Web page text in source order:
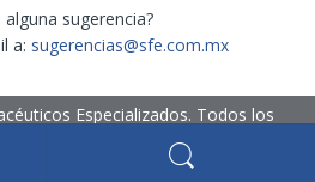
alguna sugerencia?
a: sugerencias@sfe.com.mx
Especializados. Todos los